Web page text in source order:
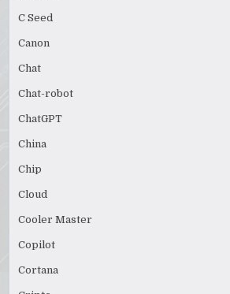
C Seed
Canon
Chat
Chat-robot
ChatGPT
China
Chip
Cloud
Cooler Master
Copilot
Cortana